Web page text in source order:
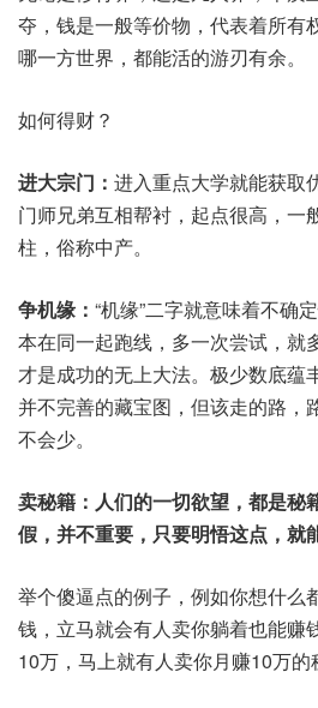
夺，钱是一般等价物，代表着所有
哪一方世界，都能活的游刃有余。
如何得财？
进大宗门： 进入重点大学就能获取
门师兄弟互相帮衬，起点很高，一
柱，俗称中产。
争机缘： “机缘”二字就意味着不确
本在同一起跑线，多一次尝试，就
才是成功的无上大法。极少数底蕴
并不完善的藏宝图，但该走的路，
不会少。
卖秘籍：人们的一切欲望，都是秘
假，并不重要，只要明悟这点，就
举个傻逼点的例子，例如你想什么
钱，立马就会有人卖你躺着也能
10万，马上就有人卖你月赚10万的